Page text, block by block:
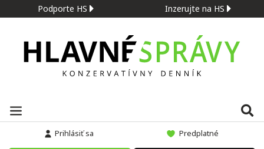
Podporte HS Inzerujte na HS
Prihlásiť sa Predplatné